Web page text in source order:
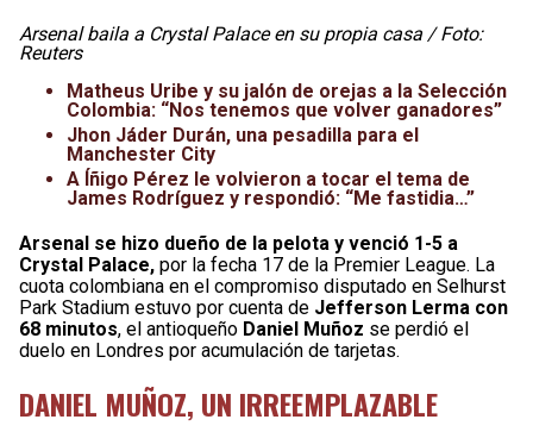
Arsenal baila a Crystal Palace en su propia casa / Foto:
Reuters
Matheus Uribe y su jalón de orejas a la Selección
Colombia: “Nos tenemos que volver ganadores”
Jhon Jáder Durán, una pesadilla para el
Manchester City
A Íñigo Pérez le volvieron a tocar el tema de
James Rodríguez y respondió: “Me fastidia…”
Arsenal se hizo dueño de la pelota y venció 1-5 a
Crystal Palace, por la fecha 17 de la Premier League. La
cuota colombiana en el compromiso disputado en Selhurst
Park Stadium estuvo por cuenta de Jefferson Lerma con
68 minutos, el antioqueño Daniel Muñoz se perdió el
duelo en Londres por acumulación de tarjetas.
DANIEL MUÑOZ, UN IRREEMPLAZABLE